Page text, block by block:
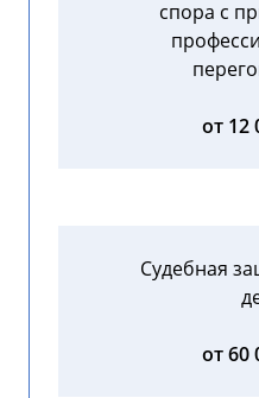
спора с
от 12
Судебная
от 60